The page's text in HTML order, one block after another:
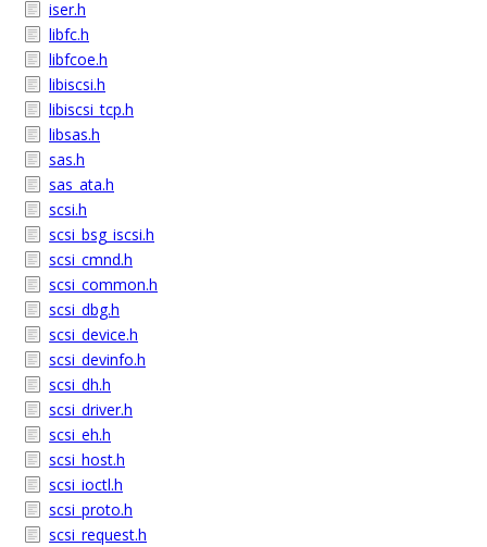
iser.h
libfc.h
libfcoe.h
libiscsi.h
libiscsi_tcp.h
libsas.h
sas.h
sas_ata.h
scsi.h
scsi_bsg_iscsi.h
scsi_cmnd.h
scsi_common.h
scsi_dbg.h
scsi_device.h
scsi_devinfo.h
scsi_dh.h
scsi_driver.h
scsi_eh.h
scsi_host.h
scsi_ioctl.h
scsi_proto.h
scsi_request.h